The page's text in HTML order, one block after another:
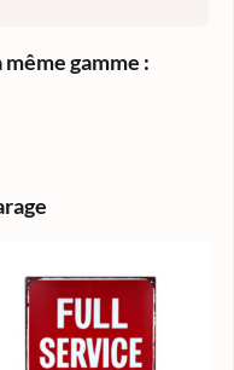
gamme :